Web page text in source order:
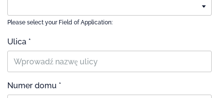
Please select your Field of Application:
Ulica *
Numer domu *